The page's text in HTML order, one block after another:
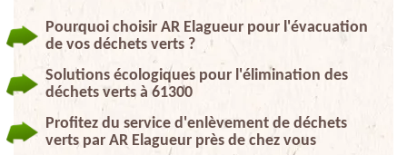
Pourquoi choisir AR Elagueur pour l'évacuation
de vos déchets verts ?
Solutions écologiques pour l'élimination des
déchets verts à 61300
Profitez du service d'enlèvement de déchets
verts par AR Elagueur près de chez vous